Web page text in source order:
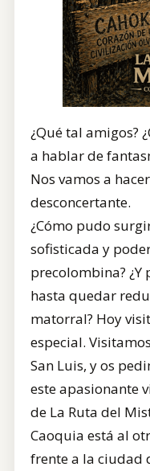
¿Qué tal amigos?
a hablar de
Nos vamos a
desconcertante.
¿Cómo pudo
sofisticada y
precolombina?
hasta quedar
matorral? Hoy
especial.
San Luis, y os
este apasionante
de La Ruta del
Caoquia está al
frente a la ciudad